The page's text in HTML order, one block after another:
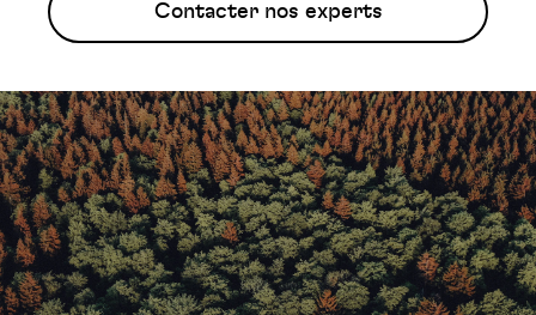
Contacter nos experts